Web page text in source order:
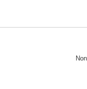
Non